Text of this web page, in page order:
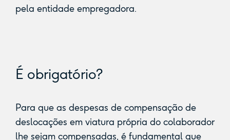
pela entidade empregadora.
É obrigatório?
Para que as despesas de compensação de
deslocações em viatura própria do colaborador
lhe sejam compensadas, é fundamental que